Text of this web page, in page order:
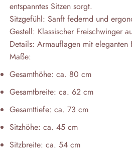
entspanntes Sitzen sorgt.
Sitzgefühl: Sanft federnd und
Gestell: Klassischer Freischwinger
Details: Armauflagen mit eleganten
Maße:
Gesamthöhe: ca. 80 cm
Gesamtbreite: ca. 62 cm
Gesamttiefe: ca. 73 cm
Sitzhöhe: ca. 45 cm
Sitzbreite: ca. 54 cm